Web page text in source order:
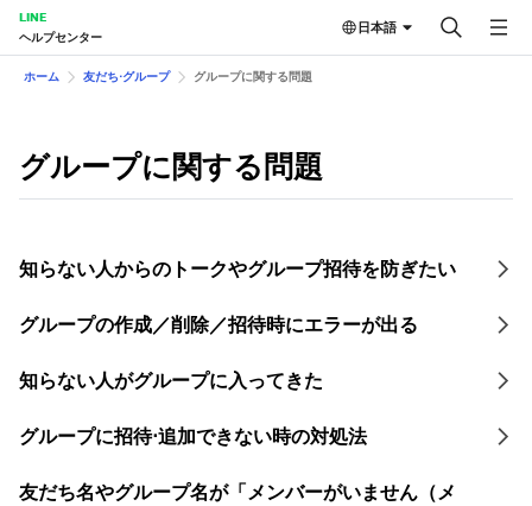
LINE
ヘルプセンター
日本語
ホーム 友だち⋅グループ グループに関する問題
グループに関する問題
知らない人からのトークやグループ招待を防ぎたい
グループの作成／削除／招待時にエラーが出る
知らない人がグループに入ってきた
グループに招待⋅追加できない時の対処法
友だち名やグループ名が「メンバーがいません（メ